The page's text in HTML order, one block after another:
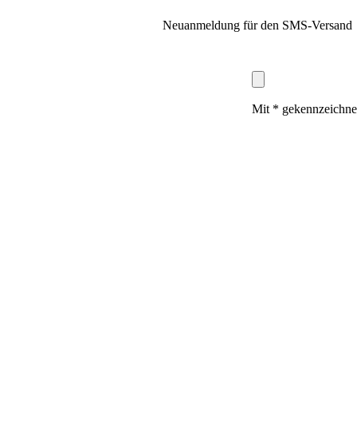
Neuanmeldung für den SMS-Versand
Mit *